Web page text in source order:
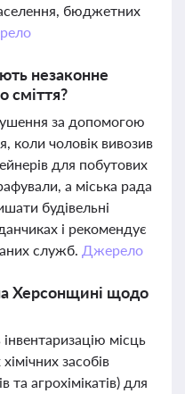
бюджетних
незаконне
сміття?
за допомогою
коли чоловік вивозив
для побутових
а міська рада
будівельні
і рекомендує
служб. Джерело
Херсонщині щодо
місць
засобів
та агрохімікатів) для